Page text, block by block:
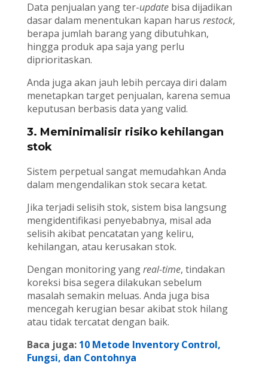
Data penjualan yang ter-updatebisa dijadikan
dasar dalam menentukan kapan harus restock,
berapa jumlah barang yang dibutuhkan,
hingga produk apa saja yang perlu
diprioritaskan.
Anda juga akan jauh lebih percaya diri dalam
menetapkan target penjualan, karena semua
keputusan berbasis data yang valid.
3. Meminimalisir risiko kehilangan
stok
Sistem perpetual sangat memudahkan Anda
dalam mengendalikan stok secara ketat.
Jika terjadi selisih stok, sistem bisa langsung
mengidentifikasi penyebabnya, misal ada
selisih akibat pencatatan yang keliru,
kehilangan, atau kerusakan stok.
Dengan monitoring yangreal-time, tindakan
koreksi bisa segera dilakukan sebelum
masalah semakin meluas. Anda juga bisa
mencegah kerugian besar akibat stok hilang
atau tidak tercatat dengan baik.
Baca juga: 10 Metode Inventory Control,
Fungsi, dan Contohnya